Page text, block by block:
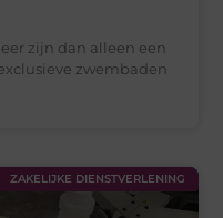
zijn dan alleen een
zwembaden
ZAKELIJKE DIENSTVERLENING